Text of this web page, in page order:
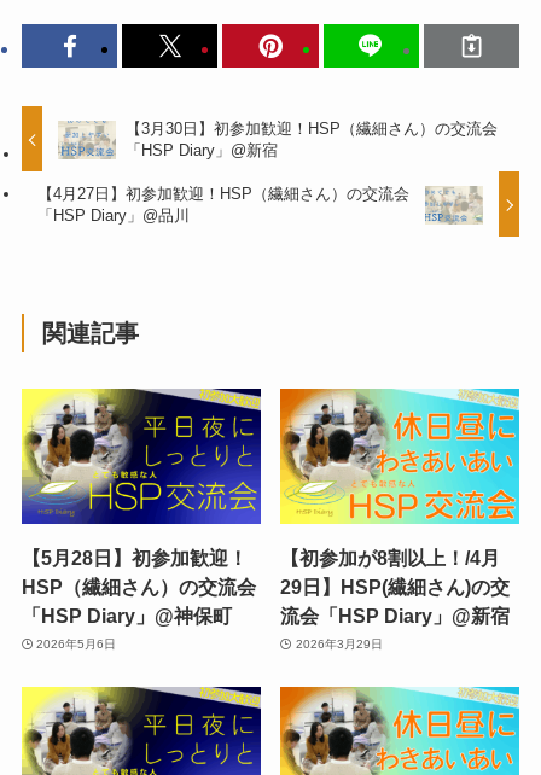
【3月30日】初参加歓迎！HSP（繊細さん）の交流会
「HSP Diary」@新宿
【4月27日】初参加歓迎！HSP（繊細さん）の交流会
「HSP Diary」@品川
関連記事
【5月28日】初参加歓迎！
HSP（繊細さん）の交流会
「HSP Diary」@神保町
2026年5月6日
【初参加が8割以上！/4月
29日】HSP(繊細さん)の交
流会「HSP Diary」@新宿
2026年3月29日